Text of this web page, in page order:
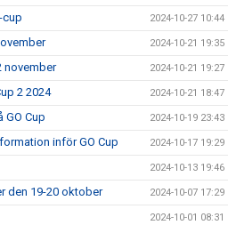
cup 2024-10-27 10:44
2024-10-21 19:35
november 2024-10-21 19:27
2 2024 2024-10-21 18:47
GO Cup 2024-10-19 23:43
inför GO Cup 2024-10-17 19:29
2024-10-13 19:46
den 19-20 oktober 2024-10-07 17:29
2024-10-01 08:31